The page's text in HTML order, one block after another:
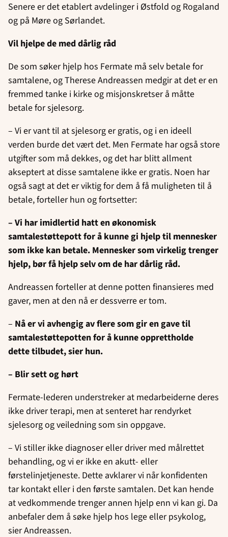
Senere er det etablert avdelinger i Østfold og Rogaland
og på Møre og Sørlandet.
Vil hjelpe de med dårlig råd
De som søker hjelp hos Fermate må selv betale for
samtalene, og Therese Andreassen medgir at det er en
fremmed tanke i kirke og misjonskretser å måtte
betale for sjelesorg.
– Vi er vant til at sjelesorg er gratis, og i en ideell
verden burde det vært det. Men Fermate har også store
utgifter som må dekkes, og det har blitt allment
akseptert at disse samtalene ikke er gratis. Noen har
også sagt at det er viktig for dem å få muligheten til å
betale, forteller hun og fortsetter:
– Vi har imidlertid hatt en økonomisk
samtalestøttepott for å kunne gi hjelp til mennesker
som ikke kan betale. Mennesker som virkelig trenger
hjelp, bør få hjelp selv om de har dårlig råd.
Andreassen forteller at denne potten finansieres med
gaver, men at den nå er dessverre er tom.
– Nå er vi avhengig av flere som gir en gave til
samtalestøttepotten for å kunne opprettholde
dette tilbudet, sier hun.
– Blir sett og hørt
Fermate-lederen understreker at medarbeiderne deres
ikke driver terapi, men at senteret har rendyrket
sjelesorg og veiledning som sin oppgave.
– Vi stiller ikke diagnoser eller driver med målrettet
behandling, og vi er ikke en akutt- eller
førstelinjetjeneste. Dette avklarer vi når konfidenten
tar kontakt eller i den første samtalen. Det kan hende
at vedkommende trenger annen hjelp enn vi kan gi. Da
anbefaler dem å søke hjelp hos lege eller psykolog,
sier Andreassen.